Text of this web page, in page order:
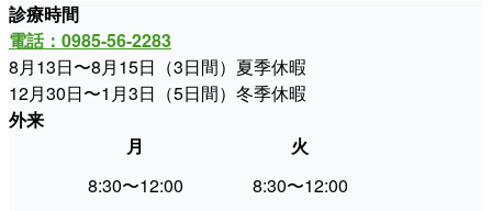
診療時間
電話：0985-56-2283
8月13日〜8月15日（3日間）夏季休暇
12月30日〜1月3日（5日間）冬季休暇
外来
月
火
8:30〜12:00
8:30〜12:00